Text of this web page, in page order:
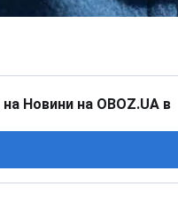
Новини на OBOZ.UA в